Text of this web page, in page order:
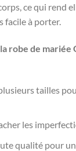
ce qui rend
facile à porter.
robe de mariée
tailles
les
qualité pour